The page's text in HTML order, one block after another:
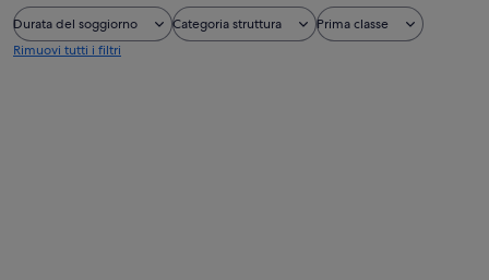
Durata del soggiorno Categoria struttura
Prima classe
Rimuovi tutti i filtri